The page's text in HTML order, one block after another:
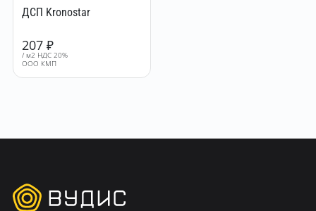
ДСП Kronostar
207 ₽
/ м2 НДС 20%
ООО КМП